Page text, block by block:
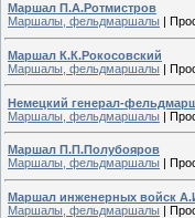
Маршал П.А.Ротмистров
Маршалы, фельдмаршалы
Маршал К.К.Рокосовский
Маршалы, фельдмаршалы |
Немецкий генерал-
Маршалы, фельдмаршалы |
Маршал П.П.Полубояров
Маршалы, фельдмаршалы |
Маршал инженерных войск
Маршалы, фельдмаршалы |